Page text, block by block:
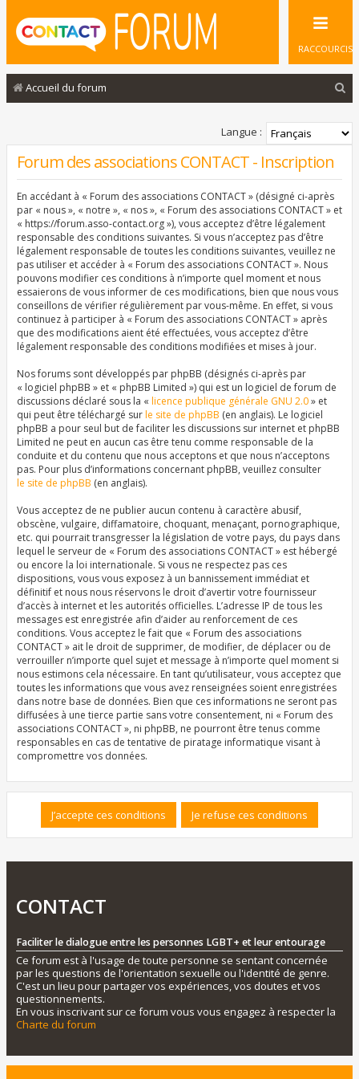
RACCOURCIS
Accueil du forum
c
Langue :
Forum des associations CONTACT - Inscription
En accédant à « Forum des associations CONTACT » (désigné ci-après
par « nous », « notre », « nos », « Forum des associations CONTACT » et
« https://forum.asso-contact.org »), vous acceptez d’être légalement
responsable des conditions suivantes. Si vous n’acceptez pas d’être
légalement responsable de toutes les conditions suivantes, veuillez ne
pas utiliser et accéder à « Forum des associations CONTACT ». Nous
pouvons modifier ces conditions à n’importe quel moment et nous
essaierons de vous informer de ces modifications, bien que nous vous
conseillons de vérifier régulièrement par vous-même. En effet, si vous
continuez à participer à « Forum des associations CONTACT » après
que des modifications aient été effectuées, vous acceptez d’être
légalement responsable des conditions modifiées et mises à jour.
Nos forums sont développés par phpBB (désignés ci-après par
« logiciel phpBB » et « phpBB Limited ») qui est un logiciel de forum de
discussions déclaré sous la « licence publique générale GNU 2.0» et
qui peut être téléchargé surle site de phpBB (en anglais). Le logiciel
phpBB a pour seul but de faciliter les discussions sur internet et phpBB
Limited ne peut en aucun cas être tenu comme responsable de la
conduite et du contenu que nous acceptons et que nous n’acceptons
pas. Pour plus d’informations concernant phpBB, veuillez consulter
le site de phpBB (en anglais).
Vous acceptez de ne publier aucun contenu à caractère abusif,
obscène, vulgaire, diffamatoire, choquant, menaçant, pornographique,
etc. qui pourrait transgresser la législation de votre pays, du pays dans
lequel le serveur de « Forum des associations CONTACT » est hébergé
ou encore la loi internationale. Si vous ne respectez pas ces
dispositions, vous vous exposez à un bannissement immédiat et
définitif et nous nous réservons le droit d’avertir votre fournisseur
d’accès à internet et les autorités officielles. L’adresse IP de tous les
messages est enregistrée afin d’aider au renforcement de ces
conditions. Vous acceptez le fait que « Forum des associations
CONTACT » ait le droit de supprimer, de modifier, de déplacer ou de
verrouiller n’importe quel sujet et message à n’importe quel moment si
nous estimons cela nécessaire. En tant qu’utilisateur, vous acceptez que
toutes les informations que vous avez renseignées soient enregistrées
dans notre base de données. Bien que ces informations ne seront pas
diffusées à une tierce partie sans votre consentement, ni « Forum des
associations CONTACT », ni phpBB, ne pourront être tenus comme
responsables en cas de tentative de piratage informatique visant à
compromettre vos données.
CONTACT
Faciliter le dialogue entre les personnes LGBT+ et leur entourage
Ce forum est à l'usage de toute personne se sentant concernée
par les questions de l'orientation sexuelle ou l'identité de genre.
C'est un lieu pour partager vos expériences, vos doutes et vos
questionnements.
En vous inscrivant sur ce forum vous vous engagez à respecter la
Charte du forum